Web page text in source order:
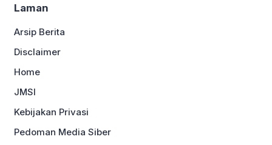
Laman
Arsip Berita
Disclaimer
Home
JMSI
Kebijakan Privasi
Pedoman Media Siber